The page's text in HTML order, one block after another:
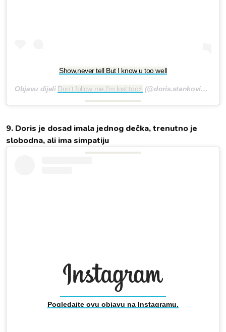
Show,never tell But I know u too well
Objavu dijeli Don't follow me,I'm lost too⚡ (@doris.stankovic)
9. Doris je dosad imala jednog dečka, trenutno je
slobodna, ali ima simpatiju
Pogledajte ovu objavu na Instagramu.